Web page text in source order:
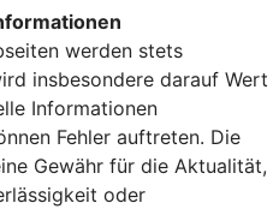
werden stets
insbesondere darauf Wert
Informationen
Fehler auftreten. Die
Gewähr für die Aktualität,
oder